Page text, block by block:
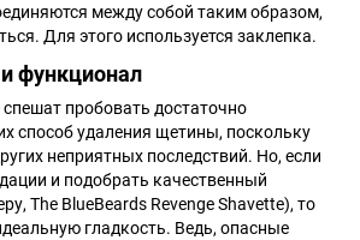
между собой таким образом,
Для этого используется заклепка.
функционал
пробовать достаточно
способ удаления щетины, поскольку
неприятных последствий. Но, если
и подобрать качественный
The BlueBeards Revenge Shavette), то
гладкость. Ведь, опасные